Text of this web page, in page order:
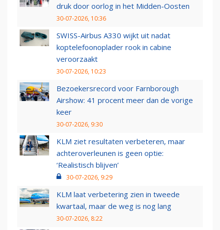
druk door oorlog in het Midden-Oosten
30-07-2026, 10:36
SWISS-Airbus A330 wijkt uit nadat
koptelefoonoplader rook in cabine
veroorzaakt
30-07-2026, 10:23
Bezoekersrecord voor Farnborough
Airshow: 41 procent meer dan de vorige
keer
30-07-2026, 9:30
KLM ziet resultaten verbeteren, maar
achteroverleunen is geen optie:
‘Realistisch blijven’
30-07-2026, 9:29
KLM laat verbetering zien in tweede
kwartaal, maar de weg is nog lang
30-07-2026, 8:22